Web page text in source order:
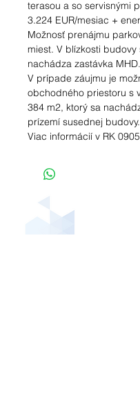
terasou a so servisnými
3.224 EUR/mesiac +
Možnosť prenájmu
miest. V blízkosti budovy
nachádza zastávka MHD.
V prípade záujmu je
obchodného priestoru s
384 m2, ktorý sa
prízemí susednej budovy.
Viac informácií v RK